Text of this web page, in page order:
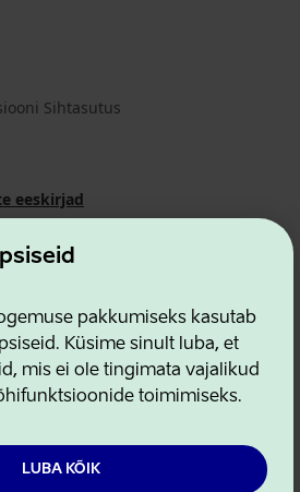
pakkumiseks kasutab
Küsime sinult luba, et
mis ei ole tingimata vajalikud
toimimiseks.
LUBA KÕIK
Sihtasutus
eeskirjad